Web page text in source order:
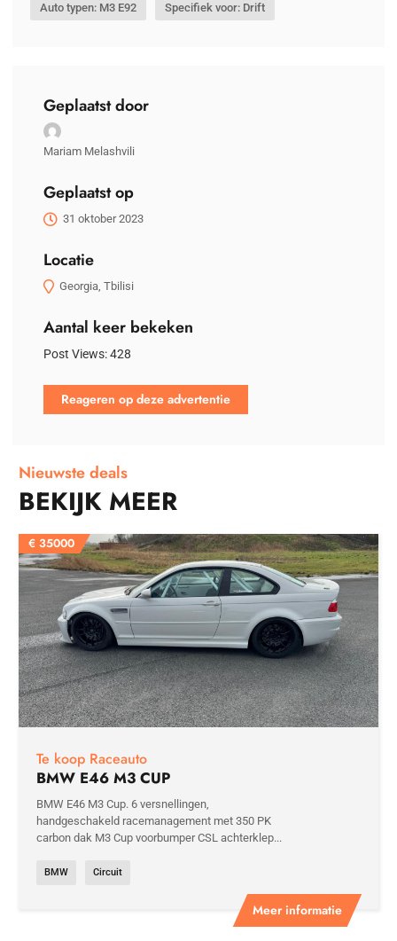
Auto typen: M3 E92 Specifiek voor: Drift
Geplaatst door
Mariam Melashvili
Geplaatst op
31 oktober 2023
Locatie
Georgia, Tbilisi
Aantal keer bekeken
Post Views:428
Reageren op deze advertentie
Nieuwste deals
BEKIJK MEER
€ 35000
Meer informatie
Te koop Raceauto
BMW E46 M3 CUP
BMW E46 M3 Cup. 6 versnellingen,
handgeschakeld racemanagement met 350 PK
carbon dak M3 Cup voorbumper CSL achterklep...
BMW Circuit